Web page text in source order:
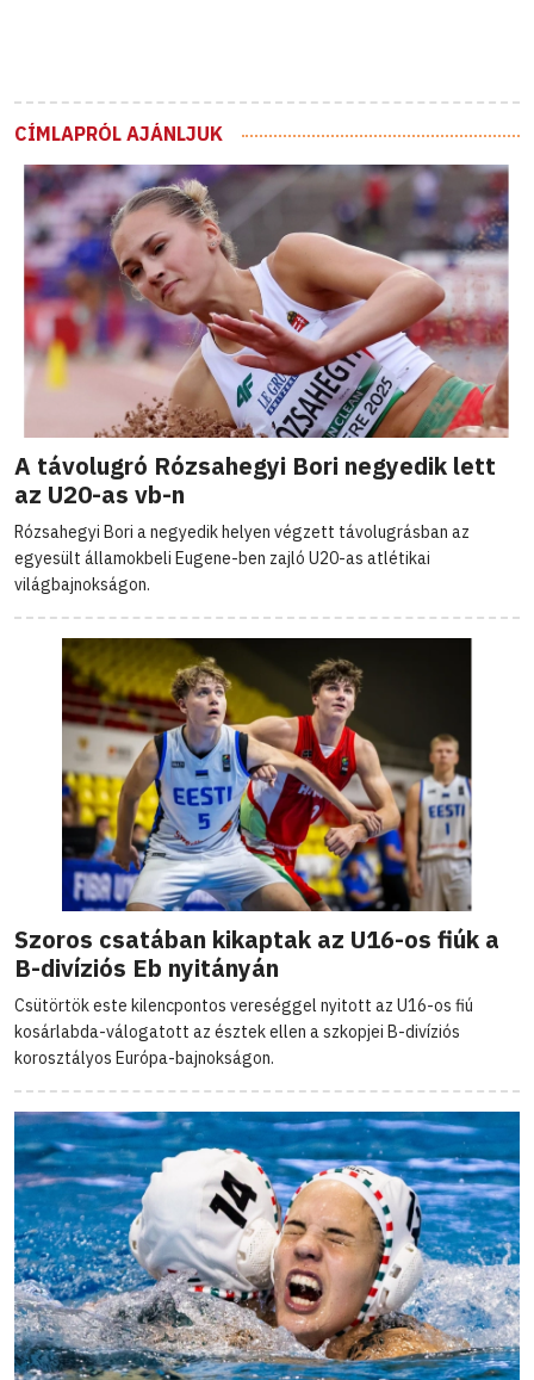
CÍMLAPRÓL AJÁNLJUK
A távolugró Rózsahegyi Bori negyedik lett
az U20-as vb-n
Rózsahegyi Bori a negyedik helyen végzett távolugrásban az
egyesült államokbeli Eugene-ben zajló U20-as atlétikai
világbajnokságon.
Szoros csatában kikaptak az U16-os fiúk a
B-divíziós Eb nyitányán
Csütörtök este kilencpontos vereséggel nyitott az U16-os fiú
kosárlabda-válogatott az észtek ellen a szkopjei B-divíziós
korosztályos Európa-bajnokságon.